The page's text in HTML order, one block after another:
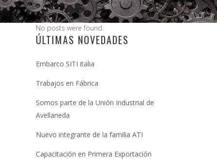
No posts were found.
ÚLTIMAS NOVEDADES
Embarco SITI italia
Trabajos en Fábrica
Somos parte de la Unión Industrial de
Avellaneda
Nuevo integrante de la familia ATI
Capacitación en Primera Exportación